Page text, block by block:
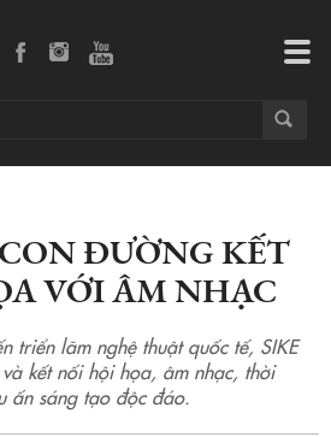
ĐƯỜNG KẾT
VỚI ÂM NHẠC
triển lãm nghệ thuật quốc tế, SIKE
kết nối hội họa, âm nhạc, thời
ấn sáng tạo độc đáo.